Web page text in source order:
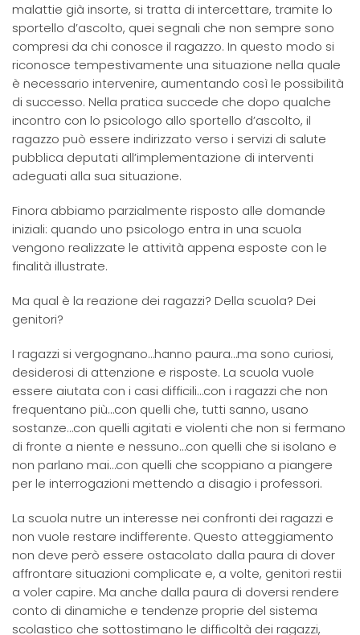
malattie già insorte, si tratta di intercettare, tramite lo
sportello d’ascolto, quei segnali che non sempre sono
compresi da chi conosce il ragazzo. In questo modo si
riconosce tempestivamente una situazione nella quale
è necessario intervenire, aumentando così le possibilità
di successo. Nella pratica succede che dopo qualche
incontro con lo psicologo allo sportello d’ascolto, il
ragazzo può essere indirizzato verso i servizi di salute
pubblica deputati all’implementazione di interventi
adeguati alla sua situazione.
Finora abbiamo parzialmente risposto alle domande
iniziali: quando uno psicologo entra in una scuola
vengono realizzate le attività appena esposte con le
finalità illustrate.
Ma qual è la reazione dei ragazzi? Della scuola? Dei
genitori?
I ragazzi si vergognano…hanno paura…ma sono curiosi,
desiderosi di attenzione e risposte. La scuola vuole
essere aiutata con i casi difficili…con i ragazzi che non
frequentano più…con quelli che, tutti sanno, usano
sostanze…con quelli agitati e violenti che non si fermano
di fronte a niente e nessuno…con quelli che si isolano e
non parlano mai…con quelli che scoppiano a piangere
per le interrogazioni mettendo a disagio i professori.
La scuola nutre un interesse nei confronti dei ragazzi e
non vuole restare indifferente. Questo atteggiamento
non deve però essere ostacolato dalla paura di dover
affrontare situazioni complicate e, a volte, genitori restii
a voler capire. Ma anche dalla paura di doversi rendere
conto di dinamiche e tendenze proprie del sistema
scolastico che sottostimano le difficoltà dei ragazzi,